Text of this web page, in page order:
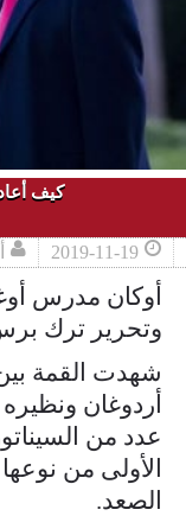
كيف
2019-11-19
أوكان مدرس
وتحرير ترك
شهدت القمة
أردوغان
الأولى من
الصعد.